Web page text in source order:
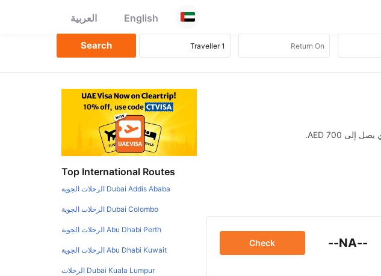
English العربية
--NA--
Check
Top International Routes
Dubai Addis Ababa الرحلات الجوية
Dubai Colombo الرحلات الجوية
Abu Dhabi Perth الرحلات الجوية
Abu Dhabi Kuwait الرحلات الجوية
Dubai Kuala Lumpur الرحلات